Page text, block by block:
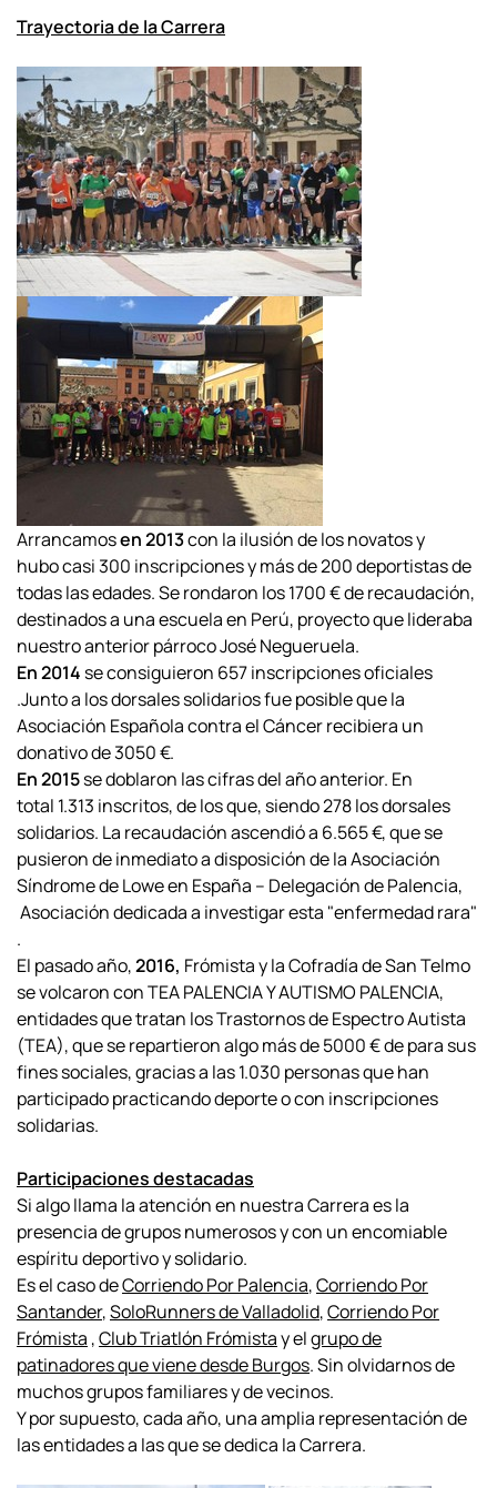
Trayectoria de la Carrera
Arrancamosen 2013con la ilusión de los novatos y
hubocasi 300 inscripciones y más de 200 deportistas de
todas las edades. Se rondaron los 1700 € de recaudación,
destinados a una escuela en Perú, proyecto que lideraba
nuestro anterior párroco José Negueruela.
En 2014 se consiguieron 657 inscripciones oficiales
.Junto a los dorsales solidarios fue posible que la
Asociación Española contra el Cáncerrecibiera un
donativo de 3050 €.
En 2015se doblaron las cifras del año anterior. En
total 1.313 inscritos, de los que, siendo 278 los dorsales
solidarios. La recaudación ascendió a 6.565 €,que se
pusieron de inmediato a disposición de laAsociación
Síndrome de Lowe en España – Delegación de Palencia,
Asociación dedicada a investigar esta "enfermedad rara"
.
El pasado año,2016, Frómistay la Cofradía de San Telmo
se volcaroncon TEA PALENCIA Y AUTISMO PALENCIA,
entidades que tratan los Trastornos de Espectro Autista
(TEA), que se repartieron algo más de 5000 € de para sus
fines sociales, gracias a las 1.030 personas que han
participado practicando deporte o con inscripciones
solidarias.
Participaciones destacadas
Si algo llama la atención en nuestra Carrera es la
presencia de grupos numerosos y con un encomiable
espíritu deportivo y solidario.
Es el caso deCorriendo Por Palencia,Corriendo Por
Santander,SoloRunners de Valladolid,Corriendo Por
Frómista ,Club Triatlón Frómistay elgrupo de
patinadores que viene desde Burgos. Sin olvidarnos de
muchos grupos familiares y de vecinos.
Y por supuesto, cada año, una amplia representación de
las entidades a las que se dedica la Carrera.